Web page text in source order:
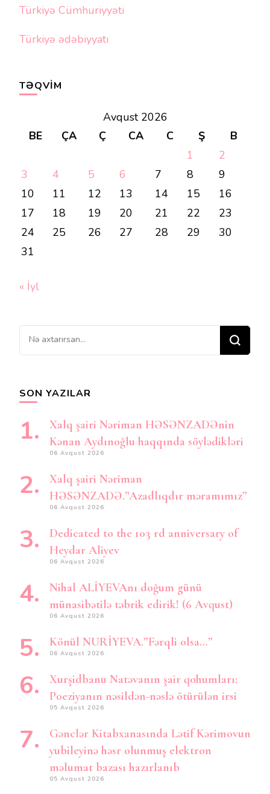
Türkiyə Cümhuriyyəti
Türkiyə ədəbiyyatı
TƏQVIM
Avqust 2026
BE
ÇA Ç CA C Ş
B
1
2
3
4 5 6 7 8
9
10
11 12 13 14 15
16
17
18 19 20 21 22
23
24
25 26 27 28 29
30
31
« İyl
Bir
şey
SON YAZILAR
Xalq şairi Nəriman HƏSƏNZADƏnin
Kənan Aydınoğlu haqqında söylədikləri
06 Avqust 2026
Xalq şairi Nəriman
HƏSƏNZADƏ.”Azadlıqdır məramımız”
06 Avqust 2026
Dedicated to the 103 rd anniversary of
Heydar Aliyev
06 Avqust 2026
Nihal ALİYEVAnı doğum günü
münasibətilə təbrik edirik! (6 Avqust)
06 Avqust 2026
Könül NURİYEVA.”Fərqli olsa…”
06 Avqust 2026
Xurşidbanu Natəvanın şair qohumları:
Poeziyanın nəsildən-nəslə ötürülən irsi
05 Avqust 2026
Gənclər Kitabxanasında Lətif Kərimovun
yubileyinə həsr olunmuş elektron
məlumat bazası hazırlanıb
05 Avqust 2026